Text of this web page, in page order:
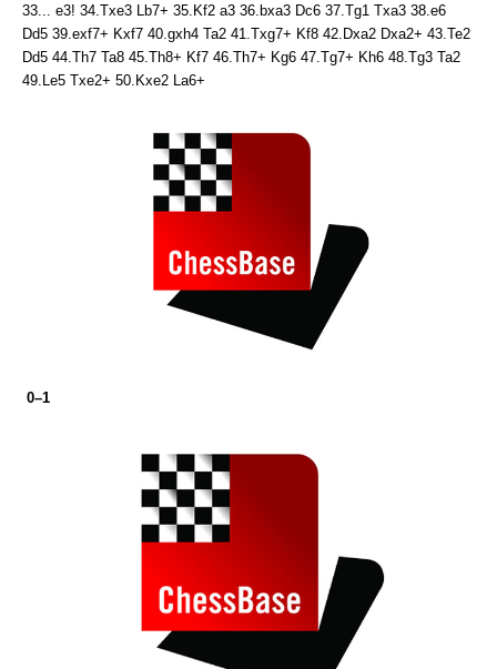
33... e3! 34.Txe3 Lb7+ 35.Kf2 a3 36.bxa3 Dc6 37.Tg1 Txa3 38.e6
Dd5 39.exf7+ Kxf7 40.gxh4 Ta2 41.Txg7+ Kf8 42.Dxa2 Dxa2+ 43.Te2
Dd5 44.Th7 Ta8 45.Th8+ Kf7 46.Th7+ Kg6 47.Tg7+ Kh6 48.Tg3 Ta2
49.Le5 Txe2+ 50.Kxe2 La6+
0–1